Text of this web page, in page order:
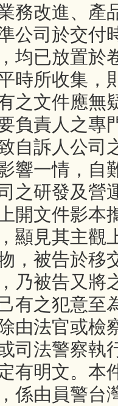
務改進、產
公司於交付
均已放置於
時所收集，
之文件應無
負責人之專
自訴人公司
響一情，自
之研發及營
開文件影本
顯見其主觀
，被告於移
乃被告又將
有之犯意至
由法官或檢
司法警察執
有明文。本
係由員警台